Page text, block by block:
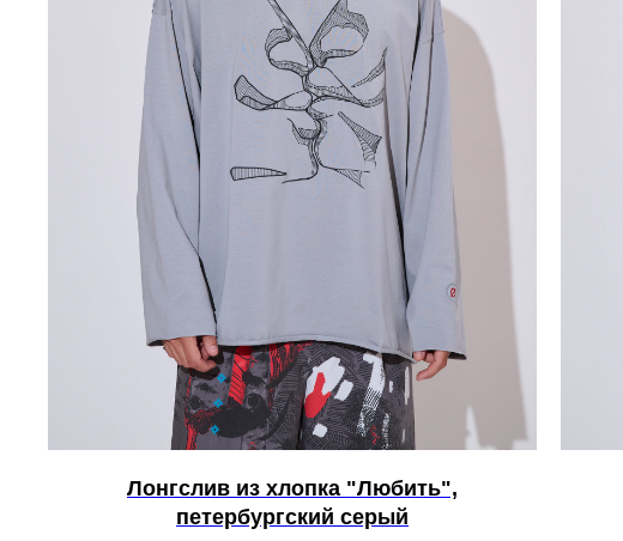
Лонгслив из хлопка "Любить",
петербургский серый